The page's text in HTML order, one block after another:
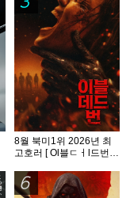
8월 북미1위 2026년 최
고호러 [ Ol블ㄷㅓl드번 ]
6